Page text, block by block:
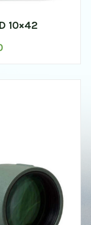
10×42